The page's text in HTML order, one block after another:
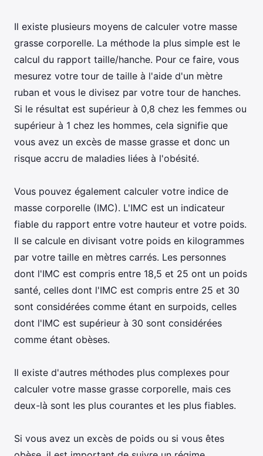
Il existe plusieurs moyens de calculer votre masse
grasse corporelle. La méthode la plus simple est le
calcul du rapport taille/hanche. Pour ce faire, vous
mesurez votre tour de taille à l'aide d'un mètre
ruban et vous le divisez par votre tour de hanches.
Si le résultat est supérieur à 0,8 chez les femmes ou
supérieur à 1 chez les hommes, cela signifie que
vous avez un excès de masse grasse et donc un
risque accru de maladies liées à l'obésité.
Vous pouvez également calculer votre indice de
masse corporelle (IMC). L'IMC est un indicateur
fiable du rapport entre votre hauteur et votre poids.
Il se calcule en divisant votre poids en kilogrammes
par votre taille en mètres carrés. Les personnes
dont l'IMC est compris entre 18,5 et 25 ont un poids
santé, celles dont l'IMC est compris entre 25 et 30
sont considérées comme étant en surpoids, celles
dont l'IMC est supérieur à 30 sont considérées
comme étant obèses.
Il existe d'autres méthodes plus complexes pour
calculer votre masse grasse corporelle, mais ces
deux-là sont les plus courantes et les plus fiables.
Si vous avez un excès de poids ou si vous êtes